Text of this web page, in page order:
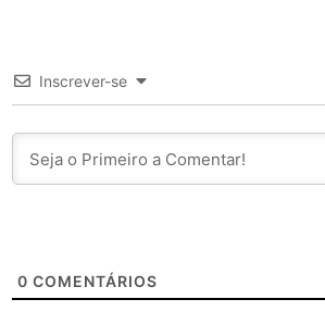
Inscrever-se
0 COMENTÁRIOS